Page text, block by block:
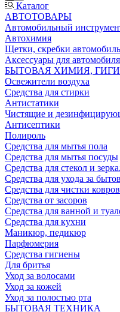
Каталог
АВТОТОВАРЫ
Автомобильный
Автохимия
Щетки, скребки
Аксессуары для автомобиля
БЫТОВАЯ ХИМИЯ,
Освежители воздуха
Средства для стирки
Антистатики
Чистящие и
Антисептики
Полироль
Средства для мытья пола
Средства для мытья посуды
Средства для стекол и
Средства для ухода за
Средства для чистки
Средства от засоров
Средства для ванной и
Средства для кухни
Маникюр, педикюр
Парфюмерия
Средства гигиены
Для бритья
Уход за волосами
Уход за кожей
Уход за полостью рта
БЫТОВАЯ ТЕХНИКА